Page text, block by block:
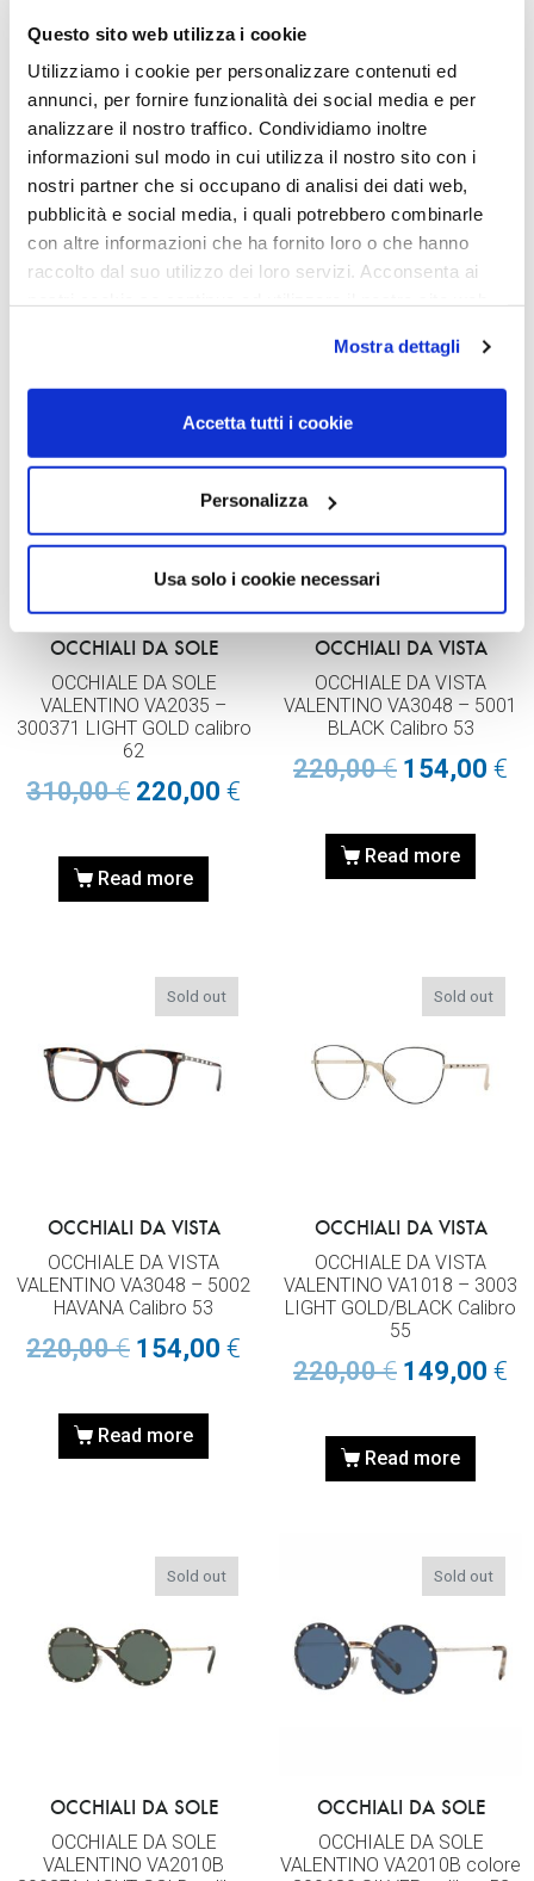
Questo sito web utilizza i cookie
Utilizziamo i cookie per personalizzare contenuti ed
annunci, per fornire funzionalità dei social media e per
analizzare il nostro traffico. Condividiamo inoltre
informazioni sul modo in cui utilizza il nostro sito con i
nostri partner che si occupano di analisi dei dati web,
pubblicità e social media, i quali potrebbero combinarle
con altre informazioni che ha fornito loro o che hanno
raccolto dal suo utilizzo dei loro servizi. Acconsenta ai
Mostra dettagli
Accetta tutti i cookie
Personalizza
Usa solo i cookie necessari
OCCHIALI DA SOLE
OCCHIALE DA SOLE
VALENTINO VA2028 –
300387 LIGHT GOLD calibro
59
305,00€ 215,00€
OCCHIALI DA SOLE
OCCHIALE DA SOLE
VALENTINO VA2033 –
300387 LIGHT GOLD calibro
62
310,00€ 229,00
Sold out
OCCHIALI DA SOLE
OCCHIALE DA SOLE
VALENTINO VA2035 –
300371 LIGHT GOLD calibro
62
310,00€ 220,00 €
Read more
OCCHIALI DA VISTA
OCCHIALE DA VISTA
VALENTINO VA3048 – 5001
BLACK Calibro 53
220,00€ 154,00 €
Read more
Sold out
OCCHIALI DA VISTA
OCCHIALE DA VISTA
VALENTINO VA3048 – 5002
HAVANA Calibro 53
220,00€ 154,00 €
Read more
Sold out
OCCHIALI DA VISTA
OCCHIALE DA VISTA
VALENTINO VA1018 – 3003
LIGHT GOLD/BLACK Calibro
55
220,00€ 149,00 €
Read more
Sold out
OCCHIALI DA SOLE
OCCHIALE DA SOLE
VALENTINO VA2010B
Sold out
OCCHIALI DA SOLE
OCCHIALE DA SOLE
VALENTINO VA2010B colore